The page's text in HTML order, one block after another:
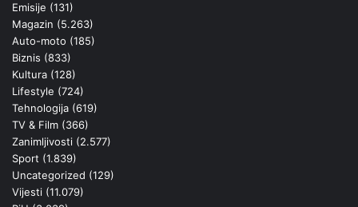
Emisije (131)
Magazin (5.263)
Auto-moto (185)
Biznis (833)
Kultura (128)
Lifestyle (724)
Tehnologija (619)
TV & Film (366)
Zanimljivosti (2.577)
Sport (1.839)
Uncategorized (129)
Vijesti (11.079)